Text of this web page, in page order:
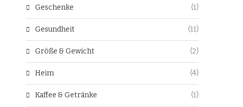
Geschenke (1)
Gesundheit (11)
Größe & Gewicht (2)
Heim (4)
Kaffee & Getränke (1)